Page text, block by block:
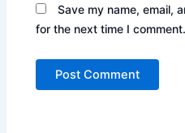
Save my name, email,
for the next time I comment.